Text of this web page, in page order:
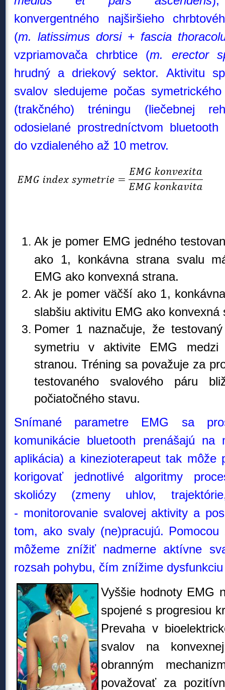
konvergentného najširšieho
(m. latissimus dorsi + fascia
vzpriamovača chrbtice (m. erector
hrudný a driekový sektor.Aktivitu
svalov sledujeme počas
(trakčného) tréningu (liečebnej
odosielané prostredníctvom
do vzdialeného až 10 metrov.
Ak je pomer EMG jedného
ako 1, konkávna strana svalu
EMG ako konvexná strana.
Ak je pomer väčší ako 1,
slabšiu aktivitu EMG ako konvexná
Pomer 1 naznačuje, že
symetriu v aktivite EMG medzi
stranou. Tréning sa považuje za
testovaného svalového
počiatočného stavu.
Snímané parametre EMG sa
komunikácie bluetooth prenášajú na
aplikácia) a kinezioterapeut tak môže
korigovať jednotlivé algoritmy
skoliózy (zmeny uhlov,
- monitorovanie svalovej aktivity a
tom, ako svaly (ne)pracujú. Pomocou
môžeme znížiť nadmerne aktívne
rozsah pohybu, čím znížime
Vyššie hodnoty EMG
spojené s progresiou
Prevaha v
svalov na
obranným
považovať za